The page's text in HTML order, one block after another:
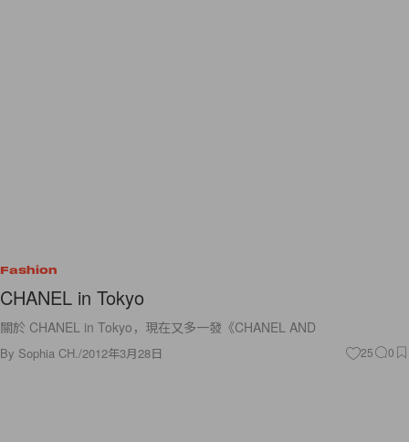
Fashion
CHANEL in Tokyo
關於 CHANEL in Tokyo，現在又多一發《CHANEL AND
By Sophia CH. /2012年3月28日 25 0